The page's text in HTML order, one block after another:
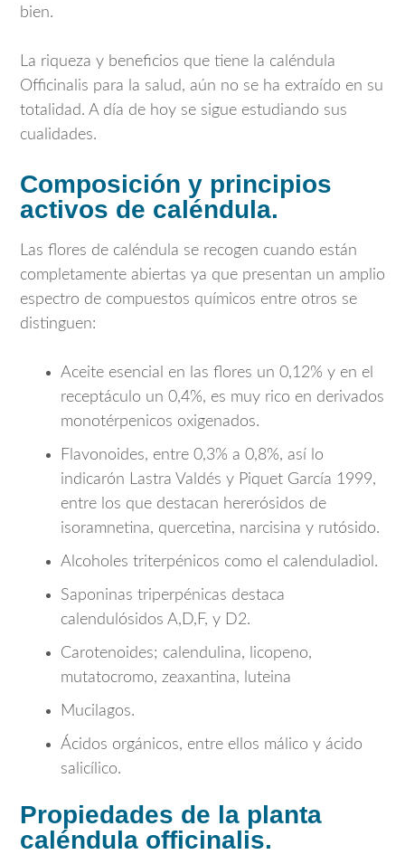
bien.
La riqueza y beneficios que tiene la caléndula
Officinalis para la salud, aún no se ha extraído en su
totalidad. A día de hoy se sigue estudiando sus
cualidades.
Composición y principios
activos de caléndula.
Las flores de caléndula se recogen cuando están
completamente abiertas ya que presentan un amplio
espectro de compuestos químicos entre otros se
distinguen:
Aceite esencial en las flores un 0,12% y en el
receptáculo un 0,4%, es muy rico en derivados
monotérpenicos oxigenados.
Flavonoides, entre 0,3% a 0,8%, así lo
indicarón Lastra Valdés y Piquet García 1999,
entre los que destacan hererósidos de
isoramnetina, quercetina, narcisina y rutósido.
Alcoholes triterpénicos como el calenduladiol.
Saponinas triperpénicas destaca
calendulósidos A,D,F, y D2.
Carotenoides; calendulina, licopeno,
mutatocromo, zeaxantina, luteina
Mucilagos.
Ácidos orgánicos, entre ellos málico y ácido
salicílico.
Propiedades de la planta
caléndula officinalis.